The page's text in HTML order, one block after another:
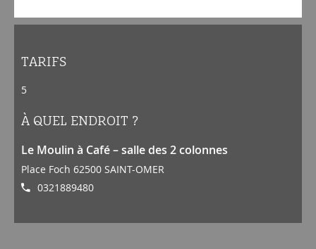
TARIFS
5
À QUEL ENDROIT ?
Le Moulin à Café – salle des 2 colonnes
Place Foch 62500 SAINT-OMER
0321889480